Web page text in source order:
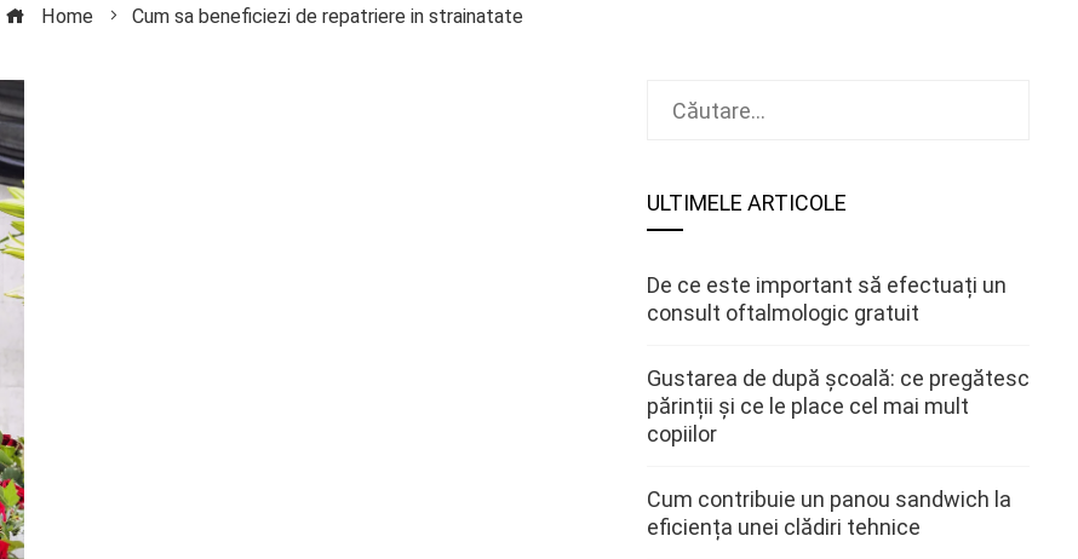
Home Cum sa beneficiezi de repatriere in strainatate
ULTIMELE ARTICOLE
De ce este important să efectuați un
consult oftalmologic gratuit
Gustarea de după școală: ce pregătesc
părinții și ce le place cel mai mult
copiilor
Cum contribuie un panou sandwich la
eficiența unei clădiri tehnice